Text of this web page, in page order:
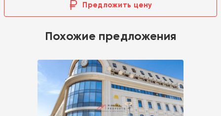
Предложить цену
Похожие предложения